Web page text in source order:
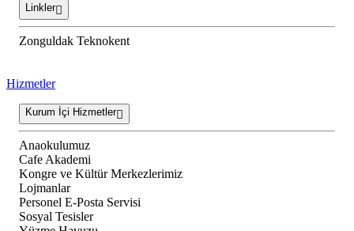
Linkler
Zonguldak Teknokent
Hizmetler
Kurum İçi Hizmetler
Anaokulumuz
Cafe Akademi
Kongre ve Kültür Merkezlerimiz
Lojmanlar
Personel E-Posta Servisi
Sosyal Tesisler